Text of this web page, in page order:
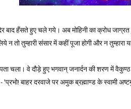
हँसते हुए चले गये। अब मोहिनी का क्रोध
तो तुम्हारी संसार में कहीं पूजा होगी और न तुम्हारा
चला। वे दौड़े हुए भगवान्‌ जनार्दन की शरण में
- 'प्रभो! बाहर दरवाजे पर अमुक ब्रह्माण्ड के स्वामी